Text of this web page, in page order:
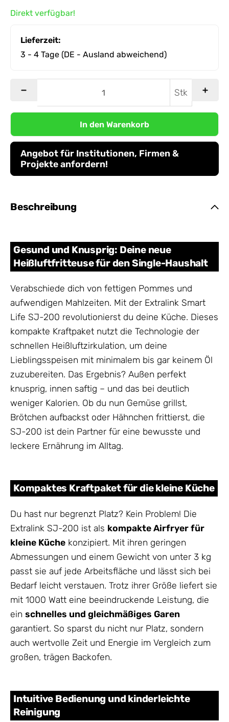
Direkt verfügbar!
Lieferzeit:
3 - 4 Tage (DE - Ausland abweichend)
Stk
In den Warenkorb
Angebot für Institutionen, Firmen &
Projekte anfordern!
Beschreibung
Gesund und Knusprig: Deine neue
Heißluftfritteuse für den Single-Haushalt
Verabschiede dich von fettigen Pommes und
aufwendigen Mahlzeiten. Mit der Extralink Smart
Life SJ-200 revolutionierst du deine Küche. Dieses
kompakte Kraftpaket nutzt die Technologie der
schnellen Heißluftzirkulation, um deine
Lieblingsspeisen mit minimalem bis gar keinem Öl
zuzubereiten. Das Ergebnis? Außen perfekt
knusprig, innen saftig – und das bei deutlich
weniger Kalorien. Ob du nun Gemüse grillst,
Brötchen aufbackst oder Hähnchen frittierst, die
SJ-200 ist dein Partner für eine bewusste und
leckere Ernährung im Alltag.
Kompaktes Kraftpaket für die kleine Küche
Du hast nur begrenzt Platz? Kein Problem! Die
Extralink SJ-200 ist als kompakte Airfryer für
kleine Küche konzipiert. Mit ihren geringen
Abmessungen und einem Gewicht von unter 3 kg
passt sie auf jede Arbeitsfläche und lässt sich bei
Bedarf leicht verstauen. Trotz ihrer Größe liefert sie
mit 1000 Watt eine beeindruckende Leistung, die
ein schnelles und gleichmäßiges Garen
garantiert. So sparst du nicht nur Platz, sondern
auch wertvolle Zeit und Energie im Vergleich zum
großen, trägen Backofen.
Intuitive Bedienung und kinderleichte
Reinigung